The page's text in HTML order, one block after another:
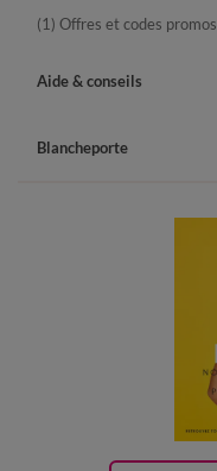
(1) Offres et codes promos
Aide & conseils
Blancheporte